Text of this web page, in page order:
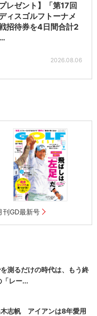
レゼント】「第17回
ィスゴルフトーナメ
招待券を4日間合計2
2026.08.06
刊GD最新号
測るだけの時代は、もう終
レー...
木志帆 アイアンは8年愛用